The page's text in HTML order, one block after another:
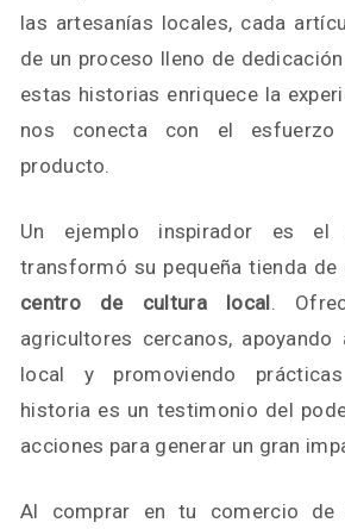
las artesanías locales, cada
de un proceso lleno de
estas historias enriquece la
nos conecta con el
producto.
Un ejemplo inspirador es el
transformó su pequeña tienda de
centro de cultura local.
agricultores cercanos,
local y promoviendo
historia es un testimonio del
acciones para generar un gran
Al comprar en tu comercio de